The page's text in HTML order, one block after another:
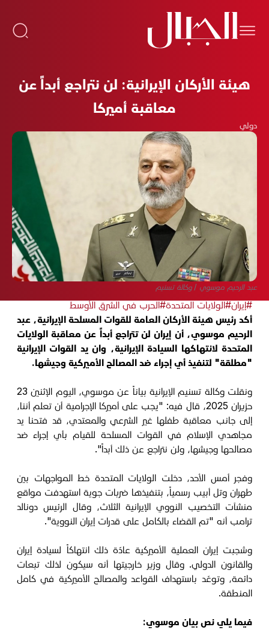
هيئة الأركان الإيرانية: لن نتراجع أبداً عن
معاقبة أميركا
دولي
عبد الرحيم موسوي / وكالة تسنيم
#إيران#الولايات المتحدة#الحرب في الشرق الأوسط
أكد رئيس هيئة الأركان العامة للقوات المسلحة الإيرانية، عبد
الرحيم موسوي، أن إيران لن تتراجع أبداً عن معاقبة الولايات
المتحدة لانتهاكها السيادة الإيرانية، وان يد القوات الإيرانية
"مطلقة" لتنفيذ أي إجراء ضد المصالح الأميركية وجيشها.
ونقلت وكالة تسنيم الإيرانية بياناً عن موسوي، اليوم الإثنين 23
حزيران 2025، قال فيه: "يجب على أميركا الإجرامية أن تعلم أننا،
إلى جانب معاقبة طفلها غير الشرعي والمعتدي، قد فتحنا يد
مجاهدي الإسلام في القوات المسلحة للقيام بأي إجراء ضد
مصالحها وجيشها، ولن نتراجع عن ذلك أبداً".
وفجر أمس الأحد، دخلت الولايات المتحدة خط المواجهات بين
طهران وتل أبيب رسمياً، بتنفيذها ضربات جوية استهدفت مواقع
منشآت التخصيب النووي الإيرانية الثلاث، وقال الرئيس دونالد
ترامب أنه "تم القضاء بالكامل على قدرات إيران النووية".
وشجبت إيران العملية الأميركية عادّة ذلك انتهاكاً لسيادة إيران
والقانون الدولي. وقال وزير خارجيتها أنه سيكون لذلك تبعات
دائمة، وتوعّد باستهداف القواعد والمصالح الأميركية في كامل
المنطقة.
فيما يلي نص بيان موسوي: